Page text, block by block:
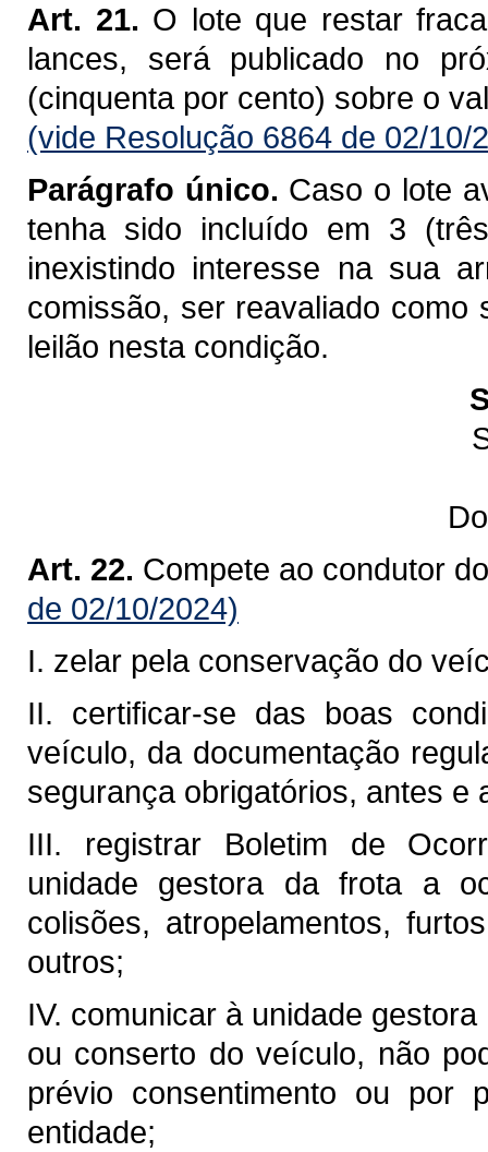
Art. 21. O lote que restar
lances, será publicado no
(cinquenta por cento) sobre o
(vide Resolução 6864 de 02/10/
Parágrafo único. Caso o lote
tenha sido incluído em 3
inexistindo interesse na sua
comissão, ser reavaliado como
leilão nesta condição.
Art. 22. Compete ao condutor
de 02/10/2024)
I. zelar pela conservação do
II. certificar-se das boas
veículo, da documentação
segurança obrigatórios, antes e
III. registrar Boletim de
unidade gestora da frota a
colisões, atropelamentos,
outros;
IV. comunicar à unidade
ou conserto do veículo, não
prévio consentimento ou por
entidade;